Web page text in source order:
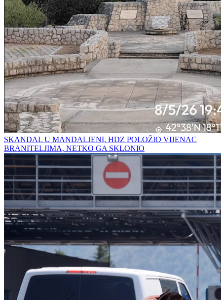
SKANDAL U MANDALJENI, HDZ POLOŽIO VIJENAC
BRANITELJIMA, NETKO GA SKLONIO